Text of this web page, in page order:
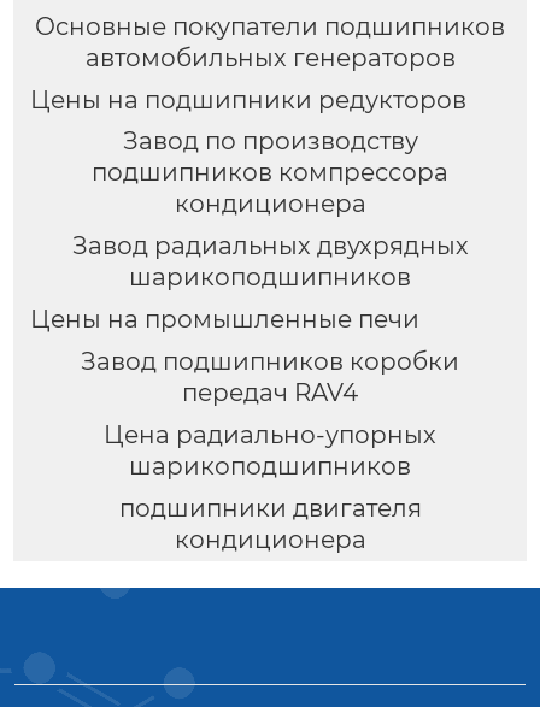
Основные покупатели подшипников
автомобильных генераторов
Цены на подшипники редукторов
Завод по производству
подшипников компрессора
кондиционера
Завод радиальных двухрядных
шарикоподшипников
Цены на промышленные печи
Завод подшипников коробки
передач RAV4
Цена радиально-упорных
шарикоподшипников
подшипники двигателя
кондиционера